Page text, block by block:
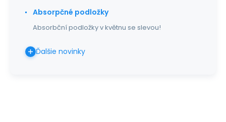
Absorpčné podložky
Absorbční podložky v květnu se slevou!
Ďalšie novinky